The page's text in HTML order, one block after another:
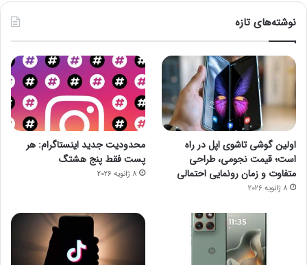
نوشته‌های تازه
اولین گوشی تاشوی اپل در راه
است؛ قیمت نجومی، طراحی
متفاوت و زمان رونمایی احتمالی
8 ژانویه 2026
محدودیت جدید اینستاگرام: هر
پست فقط پنج هشتگ
8 ژانویه 2026